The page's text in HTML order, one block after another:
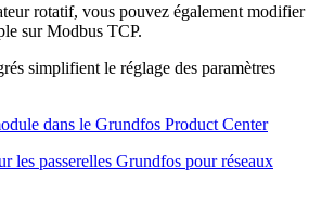
rotatif, vous pouvez également modifier
sur Modbus TCP.
simplifient le réglage des paramètres
dans le Grundfos Product Center
les passerelles Grundfos pour réseaux